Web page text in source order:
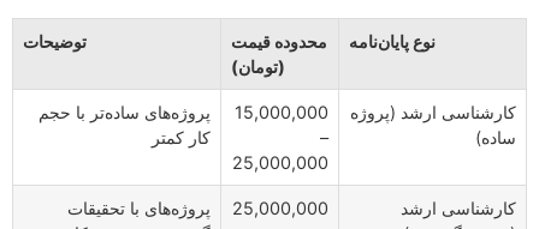
نوع پایان‌نامه
محدوده قیمت
(تومان)
توضیحات
کارشناسی ارشد (پروژه
ساده)
15,000,000
–
25,000,000
پروژه‌های ساده‌تر با حجم
کار کمتر
کارشناسی ارشد
25,000,000
پروژه‌های با تحقیقات